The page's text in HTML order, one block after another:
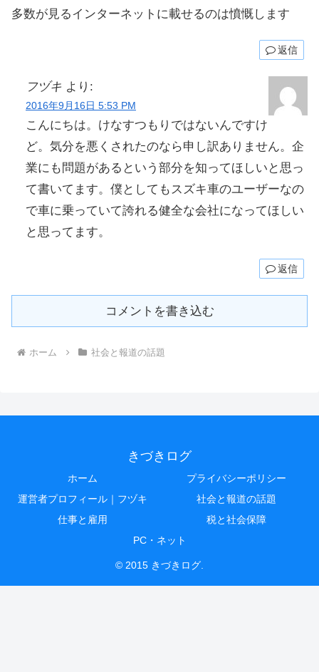
多数が見るインターネットに載せるのは憤慨します
返信
フヅキ より:
2016年9月16日 5:53 PM
こんにちは。けなすつもりではないんですけ
ど。気分を悪くされたのなら申し訳ありません。企
業にも問題があるという部分を知ってほしいと思っ
て書いてます。僕としてもスズキ車のユーザーなの
で車に乗っていて誇れる健全な会社になってほしい
と思ってます。
返信
コメントを書き込む
ホーム 社会と報道の話題
きづきログ
ホーム
プライバシーポリシー
運営者プロフィール｜フヅキ
社会と報道の話題
仕事と雇用
税と社会保障
PC・ネット
© 2015 きづきログ.